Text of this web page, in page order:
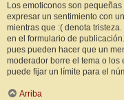
Los emoticonos son
expresar un sentimiento con
mientras que :( denota
en el formulario de
pues pueden hacer que un
moderador borre el tema o los
puede fijar un límite para el
Arriba